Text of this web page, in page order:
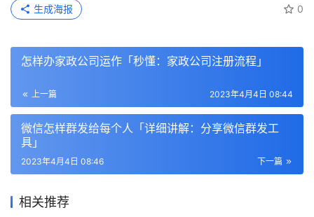
0
生成海报
怎样办家政公司运作「秒懂：家政公司注册流程」
上一篇 2023年4月4日 08:44
微信怎样群发给每个人「详细讲解：分享微信群发工
具」
下一篇
2023年4月4日 08:46
相关推荐